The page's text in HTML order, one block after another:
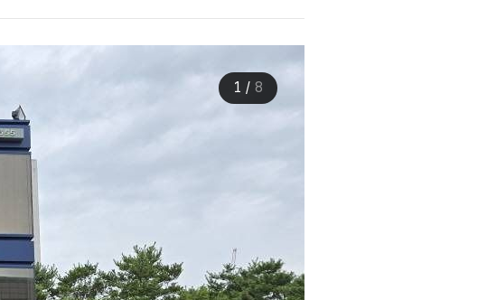
1 / 8